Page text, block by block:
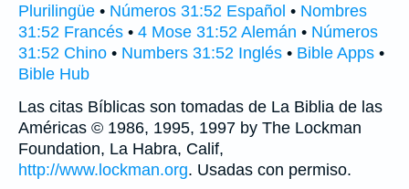
Plurilingüe • Números 31:52 Español • Nombres
31:52 Francés • 4 Mose 31:52 Alemán • Números
31:52 Chino • Numbers 31:52 Inglés • Bible Apps •
Bible Hub
Las citas Bíblicas son tomadas de La Biblia de las
Américas © 1986, 1995, 1997 by The Lockman
Foundation, La Habra, Calif,
http://www.lockman.org. Usadas con permiso.